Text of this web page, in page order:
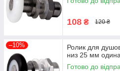
108 ₴ 120 ₴
–10%
Ролик для
низ 25 мм
Готово до